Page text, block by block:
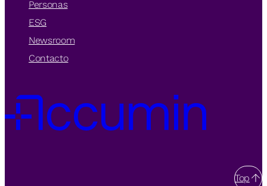
Personas
ESG
Newsroom
Contacto
Top